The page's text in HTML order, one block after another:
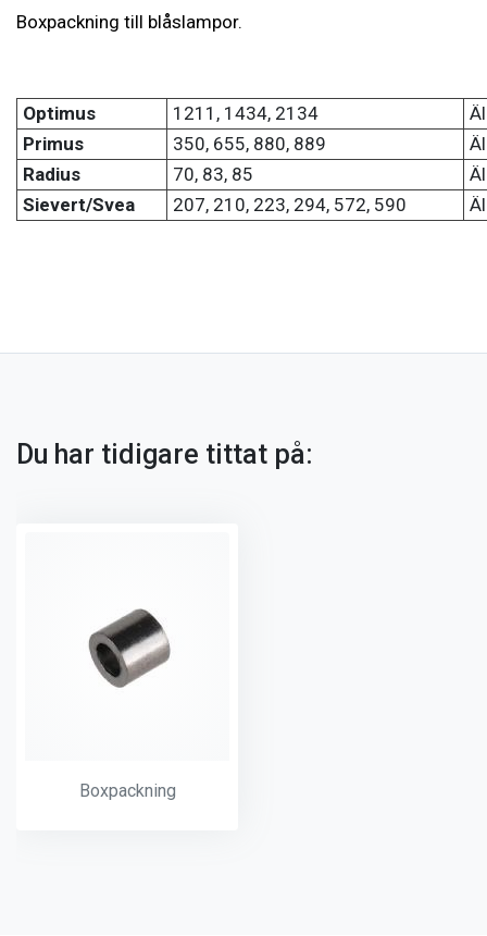
Boxpackning till blåslampor.
Optimus 1211, 1434, 2134
Primus
350, 655, 880, 889
Radius
70, 83, 85
Sievert/Svea
207, 210, 223, 294, 572, 590
Du har tidigare tittat på:
Boxpackning